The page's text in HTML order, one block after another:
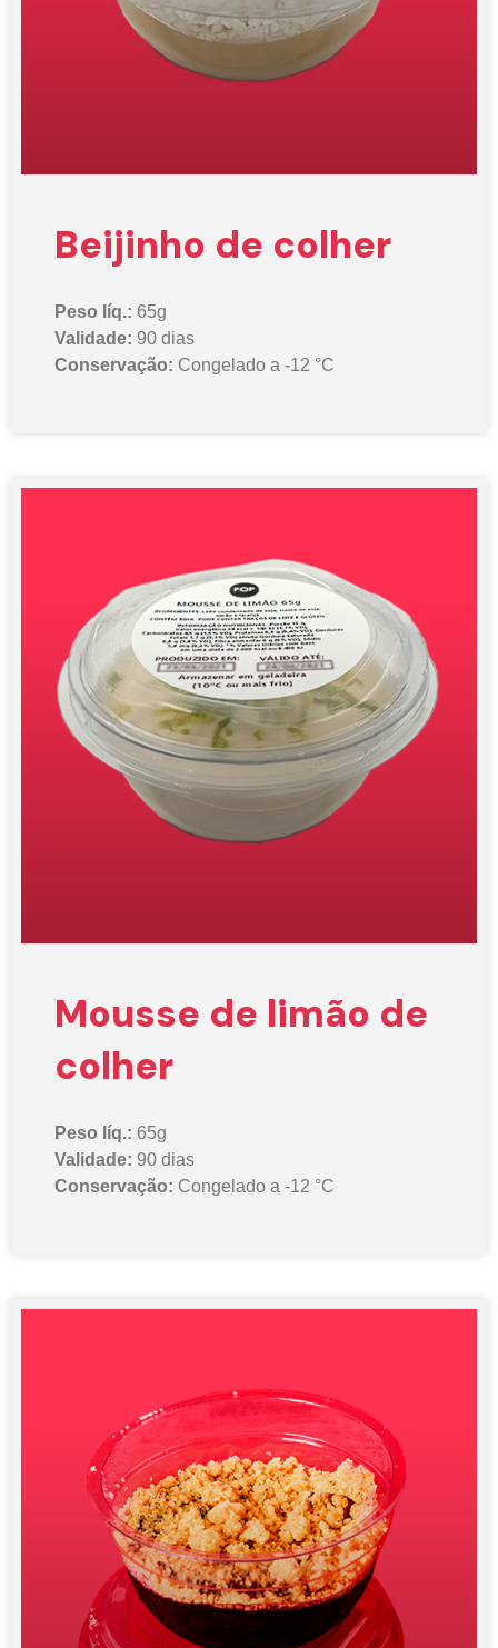
Beijinho de colher
Peso líq.: 65g
Validade: 90 dias
Conservação: Congelado a -12 °C
Mousse de limão de
colher
Peso líq.: 65g
Validade: 90 dias
Conservação: Congelado a -12 °C